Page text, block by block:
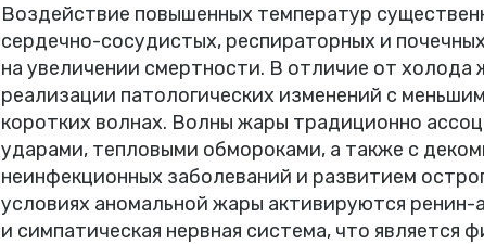
Воздействие повышенных температур
сердечно-сосудистых, респираторных и
на увеличении смертности. В отличие от
реализации патологических изменений с
коротких волнах. Волны жары традиционно
ударами, тепловыми обмороками, а также с
неинфекционных заболеваний и развитием
условиях аномальной жары активируются ренин-
и симпатическая нервная система, что является